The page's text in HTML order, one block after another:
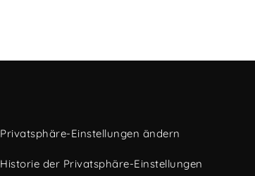
Privatsphäre-Einstellungen ändern
Historie der Privatsphäre-Einstellungen